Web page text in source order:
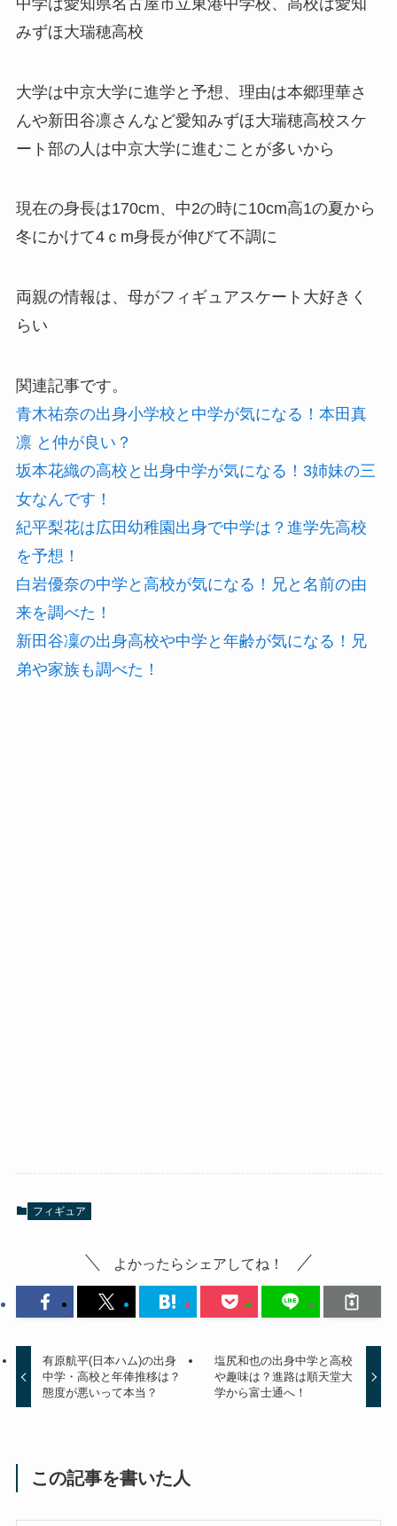
みずほ大瑞穂高校
大学は中京大学に進学と予想、理由は本郷理華さ
んや新田谷凛さんなど愛知みずほ大瑞穂高校スケ
ート部の人は中京大学に進むことが多いから
現在の身長は170cm、中2の時に10cm高1の夏から
冬にかけて4ｃm身長が伸びて不調に
両親の情報は、母がフィギュアスケート大好きく
らい
関連記事です。
青木祐奈の出身小学校と中学が気になる！本田真
凛 と仲が良い？
坂本花織の高校と出身中学が気になる！3姉妹の三
女なんです！
紀平梨花は広田幼稚園出身で中学は？進学先高校
を予想！
白岩優奈の中学と高校が気になる！兄と名前の由
来を調べた！
新田谷凜の出身高校や中学と年齢が気になる！兄
弟や家族も調べた！
フィギュア
よかったらシェアしてね！
有原航平(日本ハム)の出身
中学・高校と年俸推移は？
態度が悪いって本当？
塩尻和也の出身中学と高校
や趣味は？進路は順天堂大
学から富士通へ！
この記事を書いた人